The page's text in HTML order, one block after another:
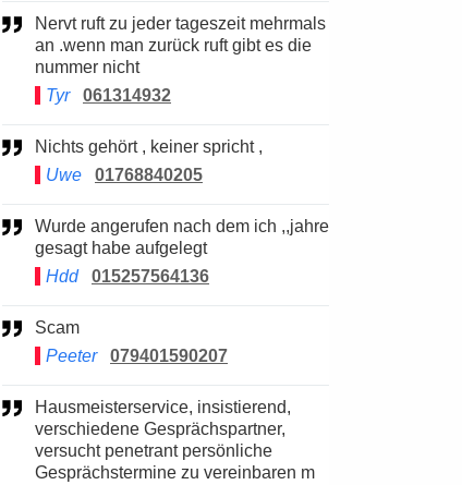
Nervt ruft zu jeder tageszeit mehrmals
an .wenn man zurück ruft gibt es die
nummer nicht
Tyr
061314932
Nichts gehört , keiner spricht ,
Uwe
01768840205
Wurde angerufen nach dem ich ,,jahre
gesagt habe aufgelegt
Hdd
015257564136
Scam
Peeter
079401590207
Hausmeisterservice, insistierend,
verschiedene Gesprächspartner,
versucht penetrant persönliche
Gesprächstermine zu vereinbaren m